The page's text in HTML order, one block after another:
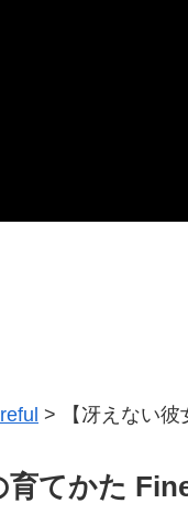
> 【冴えない
育てかた